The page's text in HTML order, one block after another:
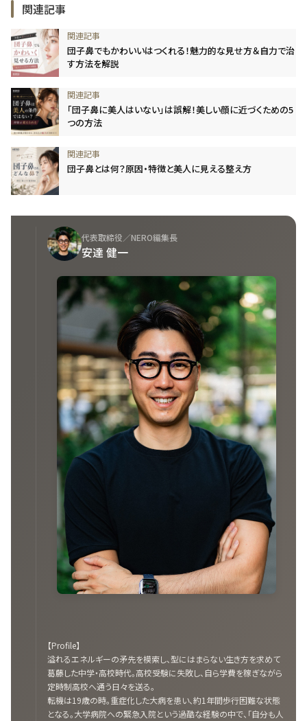
関連記事
団子鼻でもかわいいはつくれる！魅力的な見せ方＆自力で治
す方法を解説
「団子鼻に美人はいない」は誤解！美しい顔に近づくための5
つの方法
団子鼻とは何？原因・特徴と美人に見える整え方
代表取締役／NERO編集長
安達 健一
【Profile】
溢れるエネルギーの矛先を模索し、型にはまらない生き方を求めて
葛藤した中学・高校時代。高校受験に失敗し、自ら学費を稼ぎながら
定時制高校へ通う日々を送る。
転機は19歳の時。重症化した大病を患い、約1年間歩行困難な状態
となる。大学病院への緊急入院という過酷な経験の中で、「自分も人